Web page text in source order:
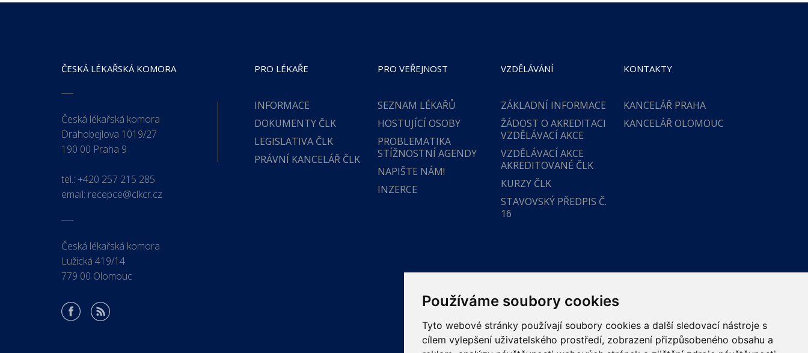
Používáme soubory cookies
Tyto webové stránky používají soubory cookies a další sledovací nástroje s
cílem vylepšení uživatelského prostředí, zobrazení přizpůsobeného obsahu a
ČESKÁ LÉKAŘSKÁ KOMORA
Česká lékařská komora
Drahobejlova 1019/27
190 00 Praha 9
tel.: +420 257 215 285
email: recepce@clkcr.cz
Česká lékařská komora
Lužická 419/14
779 00 Olomouc
PRO LÉKAŘE
INFORMACE
DOKUMENTY ČLK
LEGISLATIVA ČLK
PRÁVNÍ KANCELÁŘ ČLK
PRO VEŘEJNOST
SEZNAM LÉKAŘŮ
HOSTUJÍCÍ OSOBY
PROBLEMATIKA
STÍŽNOSTNÍ AGENDY
NAPIŠTE NÁM!
INZERCE
VZDĚLÁVÁNÍ
ZÁKLADNÍ INFORMACE
ŽÁDOST O AKREDITACI
VZDĚLÁVACÍ AKCE
VZDĚLÁVACÍ AKCE
AKREDITOVANÉ ČLK
KURZY ČLK
STAVOVSKÝ PŘEDPIS Č.
16
KONTAKTY
KANCELÁŘ PRAHA
KANCELÁŘ OLOMOUC